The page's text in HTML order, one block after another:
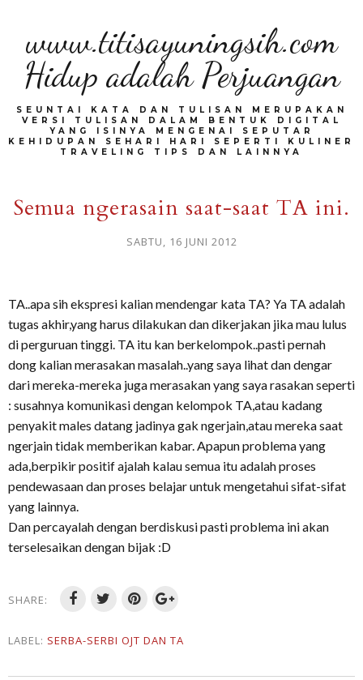
www.titisayuningsih.com
Hidup adalah Perjuangan
SEUNTAI KATA DAN TULISAN MERUPAKAN
VERSI TULISAN DALAM BENTUK DIGITAL
YANG ISINYA MENGENAI SEPUTAR
KEHIDUPAN SEHARI HARI SEPERTI KULINER
TRAVELING TIPS DAN LAINNYA
Semua ngerasain saat-saat TA ini.
SABTU, 16 JUNI 2012
TA..apa sih ekspresi kalian mendengar kata TA? Ya TA adalah
tugas akhir,yang harus dilakukan dan dikerjakan jika mau lulus
di perguruan tinggi. TA itu kan berkelompok..pasti pernah
dong kalian merasakan masalah..yang saya lihat dan dengar
dari mereka-mereka juga merasakan yang saya rasakan seperti
: susahnya komunikasi dengan kelompok TA,atau kadang
penyakit males datang jadinya gak ngerjain,atau mereka saat
ngerjain tidak memberikan kabar. Apapun problema yang
ada,berpikir positif ajalah kalau semua itu adalah proses
pendewasaan dan proses belajar untuk mengetahui sifat-sifat
yang lainnya.
Dan percayalah dengan berdiskusi pasti problema ini akan
terselesaikan dengan bijak :D
SHARE:
LABEL: SERBA-SERBI OJT DAN TA